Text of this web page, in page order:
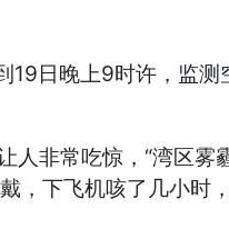
日晚上9时许，监测
非常吃惊，“湾区雾
，下飞机咳了几小时